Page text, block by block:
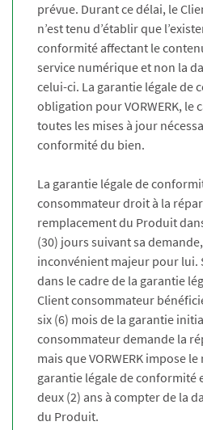
prévue. Durant ce délai, le
n’est tenu d’établir que
conformité affectant le
service numérique et non la
celui-ci. La garantie légale de
obligation pour VORWERK, le
toutes les mises à jour
conformité du bien.
La garantie légale de
consommateur droit à la
remplacement du Produit
(30) jours suivant sa
inconvénient majeur pour lui.
dans le cadre de la garantie
Client consommateur
six (6) mois de la garantie
consommateur demande la
mais que VORWERK impose
garantie légale de conformité
deux (2) ans à compter de la
du Produit.